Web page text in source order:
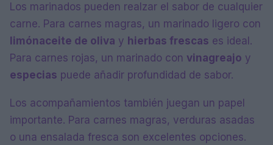
Los marinados pueden realzar el sabor de cualquier
carne. Para carnes magras, un marinado ligero con
limónaceite de oliva y hierbas frescas es ideal.
Para carnes rojas, un marinado con vinagreajo y
especias puede añadir profundidad de sabor.
Los acompañamientos también juegan un papel
importante. Para carnes magras, verduras asadas
o una ensalada fresca son excelentes opciones.